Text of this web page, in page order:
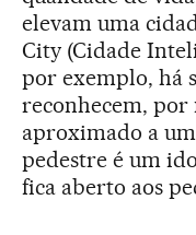
elevam uma
City (Cidade
por exemplo, há
reconhecem, por
aproximado a um
pedestre é um
fica aberto aos